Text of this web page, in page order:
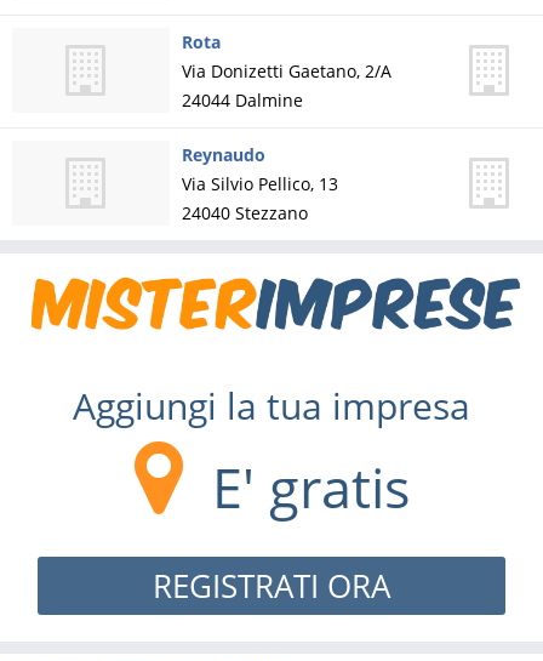
Rota
Via Donizetti Gaetano, 2/A
24044 Dalmine
Reynaudo
Via Silvio Pellico, 13
24040 Stezzano
Aggiungi la tua impresa
E' gratis
REGISTRATI ORA